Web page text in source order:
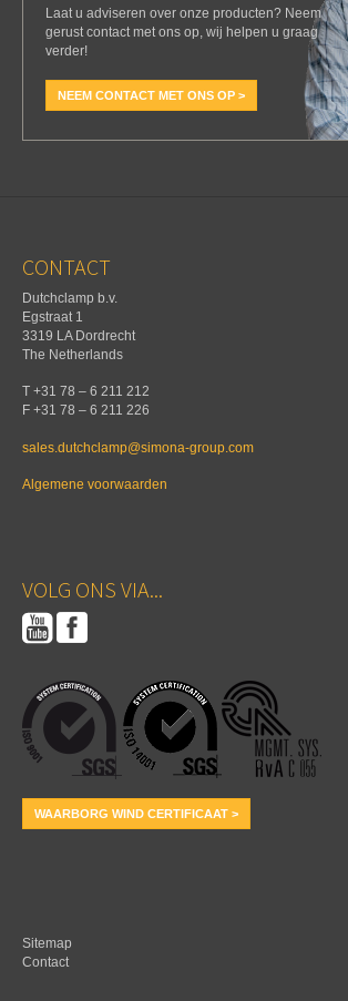
Laat u adviseren over onze producten? Neem
gerust contact met ons op, wij helpen u graag
verder!
NEEM CONTACT MET ONS OP >
CONTACT
Dutchclamp b.v.
Egstraat 1
3319 LA Dordrecht
The Netherlands
T +31 78 – 6 211 212
F +31 78 – 6 211 226
sales.dutchclamp@simona-group.com
Algemene voorwaarden
VOLG ONS VIA...
WAARBORG WIND CERTIFICAAT >
Sitemap
Contact